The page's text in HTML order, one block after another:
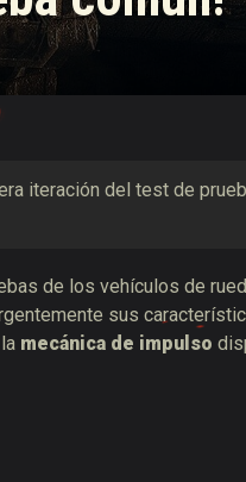
de suministros de Twitch
iteración del test de
de los vehículos de
sus
mecánica de impulso